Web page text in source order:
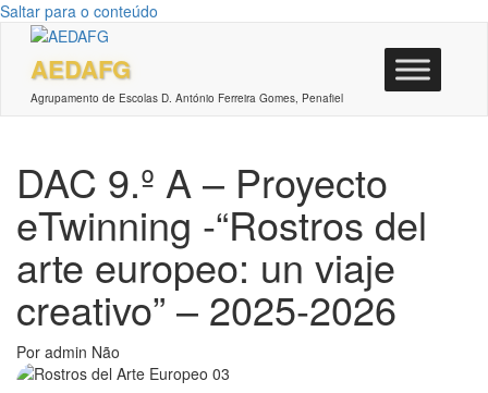
Saltar para o conteúdo
AEDAFG
Agrupamento de Escolas D. António Ferreira Gomes, Penafiel
DAC 9.º A – Proyecto
eTwinning -“Rostros del
arte europeo: un viaje
creativo” – 2025-2026
Por admin Não